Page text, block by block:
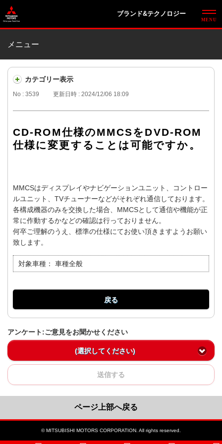
ブランド&テクノロジー
メニュー
カテゴリー表示
No : 3539 更新日時 : 2024/12/06 18:09
CD-ROM仕様のMMCSをDVD-ROM
仕様に変更することは可能ですか。
MMCSはディスプレイやナビゲーションユニット、コントロー
ルユニット、TVチューナーなどがそれぞれ通信しております。
各構成機器のみを交換した場合、MMCSとして通信や機能が正
常に作動するかなどの確認は行っておりません。
何卒ご理解のうえ、標準の仕様にてお使い頂きますようお願い
致します。
対象車種： 車種全般
戻る
アンケート:ご意見をお聞かせください
(選択してください)
送信する
ページ上部へ戻る
© MITSUBISHI MOTORS CORPORATION. All rights reserved.